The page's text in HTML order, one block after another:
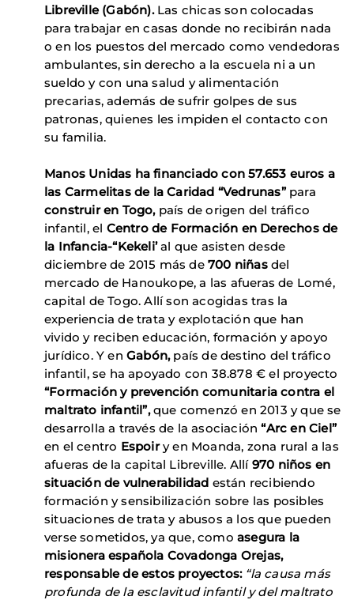
Libreville (Gabón).Las chicas son colocadas
para trabajar en casas donde no recibirán nada
o en los puestos del mercado como vendedoras
ambulantes, sin derecho a la escuela ni a un
sueldo y con una salud y alimentación
precarias, además de sufrir golpes de sus
patronas, quienes les impiden el contacto con
su familia.
Manos Unidas ha financiado con 57.653 euros a
las Carmelitas de la Caridad “Vedrunas”para
construir en Togo, país de origen del tráfico
infantil, el Centro de Formación en Derechos de
la Infancia-“Kekeli’al que asisten desde
diciembre de 2015 más de 700 niñas del
mercado de Hanoukope, a las afueras de Lomé,
capital de Togo. Allí son acogidas tras la
experiencia de trata y explotación que han
vivido y reciben educación, formación y apoyo
jurídico. Y en Gabón, país de destino del tráfico
infantil, se ha apoyado con 38.878 € el proyecto
“Formación y prevención comunitaria contra el
maltrato infantil”,que comenzó en 2013 y que se
desarrolla a través de la asociación“Arc en Ciel”
en el centro Espoiry en Moanda, zona rural a las
afueras de la capital Libreville. Allí 970 niños en
situación de vulnerabilidad están recibiendo
formación y sensibilización sobre las posibles
situaciones de trata y abusos a los que pueden
verse sometidos, ya que, como asegura la
misionera española Covadonga Orejas,
responsable de estos proyectos: “la causa más
profunda de la esclavitud infantil y del maltrato